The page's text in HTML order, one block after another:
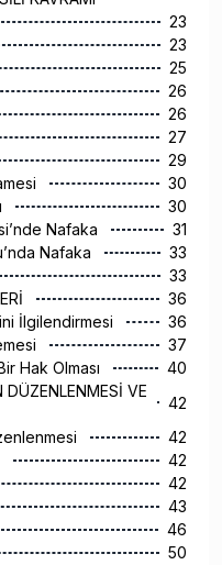
23
23
25
26
26
27
29
30
30
Nafaka
31
Nafaka
33
33
36
İlgilendirmesi
36
37
Hak Olması
40
VE
42
42
42
42
43
46
50